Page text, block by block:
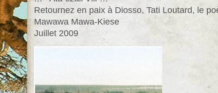
Retournez en paix à Diosso, Tati Loutard, le
Mawawa Mawa-Kiese
Juillet 2009